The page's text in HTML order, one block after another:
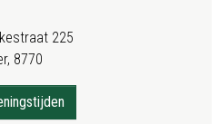
225
8770